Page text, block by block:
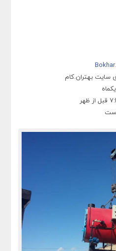
سایت بهتران.کام
یکماه